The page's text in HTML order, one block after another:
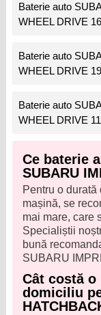
Baterie auto
WHEEL DRIVE
Baterie auto
WHEEL DRIVE
Baterie auto
WHEEL DRIVE
Ce baterie
SUBARU
Pentru o
mașină, se
mai mare, care
Specialiștii
bună
SUBARU
Cât costă
domiciliu